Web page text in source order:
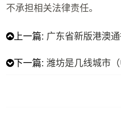
不承担相关法律责任。
上一篇: 广东省新版港澳
下一篇:潍坊是几线城市